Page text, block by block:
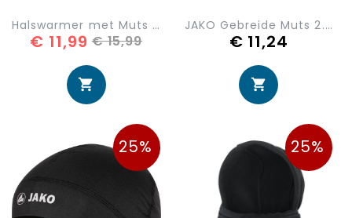
Halswarmer met Muts 1293
€ 11,99 € 15,99
JAKO Gebreide Muts 2.0 1223-21
€ 11,24
25% 25%